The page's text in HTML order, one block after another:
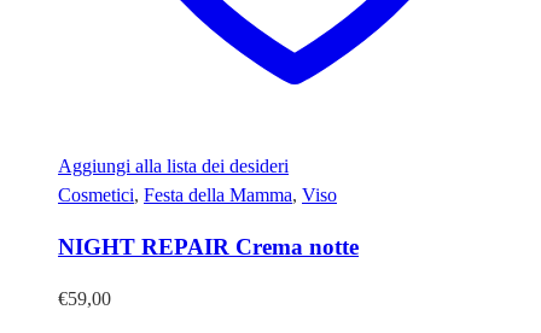
Aggiungi alla lista dei desideri
Cosmetici, Festa della Mamma, Viso
NIGHT REPAIR Crema notte
€59,00